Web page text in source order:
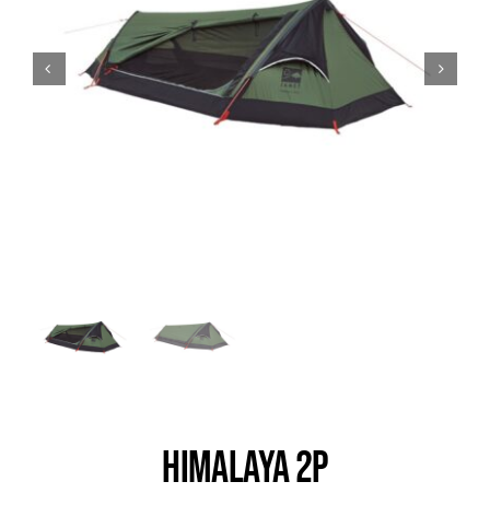
Trail
Escalade / Alpinisme
HIMALAYA 2P